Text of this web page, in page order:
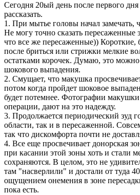
Сегодня 20ый день после первого
рассказать.
1. При мытье головы начал замечать,
Не могу точно сказать пересаженные
что все же пересаженные)) Короткие,
после бриться или стрижки мелкие
остатками корочек. Думаю, это можно
шокового выпадения.
2. Смущает, что макушка
потом когда пройдет шоковое
будет потемнее. Фотографии
операции, дают на это надежду.
3. Продолжается периодический зуд
области, так и в пересаженной.
так что дискомфорта почти не
4. Все еще просвечивает донорская
при касании этой зоны хоть и стали
сохраняются. В целом, это не
там "насверлили" и достали от туда
ощущением онемения в зоне
пока есть.